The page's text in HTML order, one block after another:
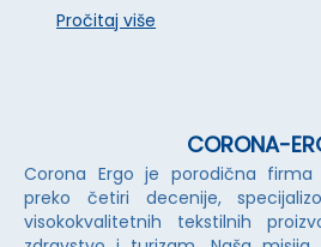
Pročitaj više
CORONA-
Corona Ergo je porodična
preko četiri decenije,
visokokvalitetnih tekstilnih